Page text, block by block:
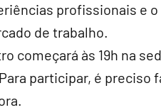
profissionais e
de trabalho.
começará às 19h na
participar, é